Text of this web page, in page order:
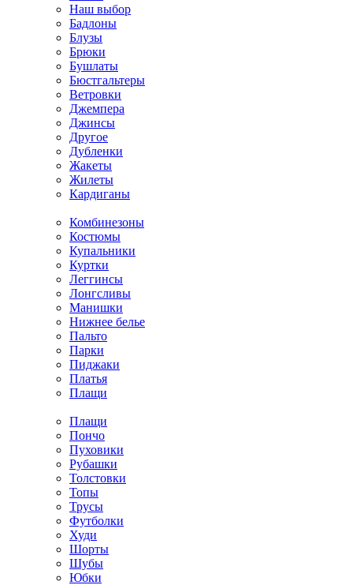
Наш выбор
Бадлоны
Блузы
Брюки
Бушлаты
Бюстгальтеры
Ветровки
Джемпера
Джинсы
Другое
Дубленки
Жакеты
Жилеты
Кардиганы
Комбинезоны
Костюмы
Купальники
Куртки
Леггинсы
Лонгсливы
Манишки
Нижнее белье
Пальто
Парки
Пиджаки
Платья
Плащи
Плащи
Пончо
Пуховики
Рубашки
Толстовки
Топы
Трусы
Футболки
Худи
Шорты
Шубы
Юбки